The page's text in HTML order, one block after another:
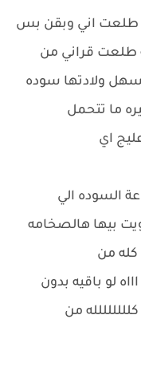
طلعت اني وبقن بس
قراني من
ولادتها سوده
ما تتحمل
اي
السوده الي
بيها هالصخامه
كله من
لو باقيه بدون
من